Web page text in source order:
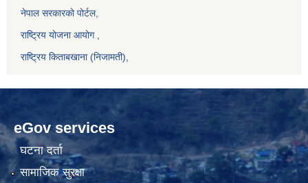
नेपाल सरकारको पोर्टल,
राष्ट्रिय योजना आयोग,
राष्ट्रिय किताबखाना (निजामती)
eGov services
घटना दर्ता
सामाजिक सुरक्षा